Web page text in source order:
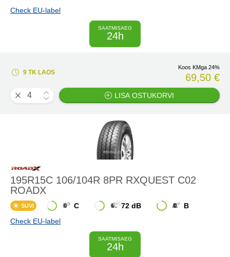
Check EU-label
SAATMISAEG
24h
9 TK LAOS
Koos KMga 24%
69,50 €
LISA OSTUKORVI
195R15C 106/104R 8PR RXQUEST C02
ROADX
SUVI C 72 dB
B
Check EU-label
SAATMISAEG
24h